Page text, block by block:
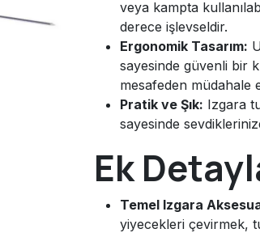
veya kampta
derece işlevseldir.
Ergonomik Tasarım:
sayesinde güvenli bir
mesafeden müdahale
Pratik ve Şık: Izgara
sayesinde
Ek
Temel Izgara
yiyecekleri çevirmek,